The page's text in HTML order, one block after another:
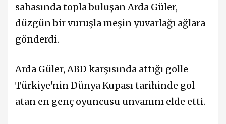
sahasında topla buluşan Arda Güler,
düzgün bir vuruşla meşin yuvarlağı ağlara
gönderdi.
Arda Güler, ABD karşısında attığı golle
Türkiye'nin Dünya Kupası tarihinde gol
atan en genç oyuncusu unvanını elde etti.